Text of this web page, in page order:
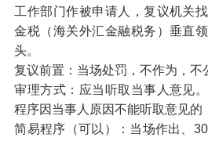
工作部门作被申请人，复议机关
金税（海关外汇金融税务）垂直
头。
复议前置：当场处罚，不作为，不
审理方式：应当听取当事人意见
程序因当事人原因不能听取意见的
简易程序（可以）：当场作出、